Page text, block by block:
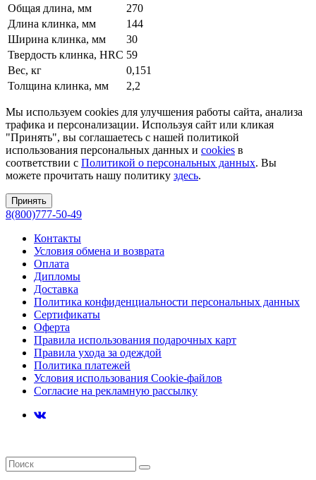
Общая длина, мм
270
Длина клинка, мм
144
Ширина клинка, мм
30
Твердость клинка, HRC 59
Вес, кг
0,151
Толщина клинка, мм
2,2
Мы используем cookies для улучшения работы сайта, анализа
трафика и персонализации. Используя сайт или кликая
"Принять", вы соглашаетесь с нашей политикой
использования персональных данных и cookies в
соответствии с Политикой о персональных данных. Вы
можете прочитать нашу политику здесь.
Принять
8(800)777-50-49
Контакты
Условия обмена и возврата
Оплата
Дипломы
Доставка
Политика конфиденциальности персональных данных
Сертификаты
Оферта
Правила использования подарочных карт
Правила ухода за одеждой
Политика платежей
Условия использования Cookie-файлов
Согласие на рекламную рассылку